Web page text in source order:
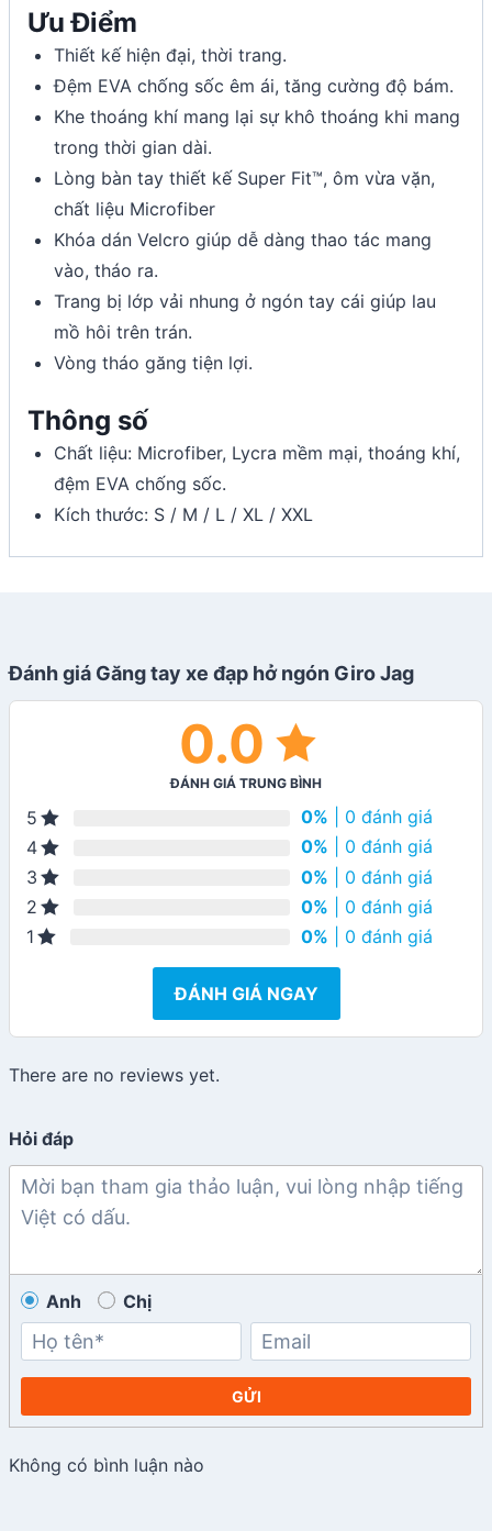
Ưu Điểm
Thiết kế hiện đại, thời trang.
Đệm EVA chống sốc êm ái, tăng cường độ bám.
Khe thoáng khí mang lại sự khô thoáng khi mang
trong thời gian dài.
Lòng bàn tay thiết kế Super Fit™, ôm vừa vặn,
chất liệu Microfiber
Khóa dán Velcro giúp dễ dàng thao tác mang
vào, tháo ra.
Trang bị lớp vải nhung ở ngón tay cái giúp lau
mồ hôi trên trán.
Vòng tháo găng tiện lợi.
Thông số
Chất liệu: Microfiber, Lycra mềm mại, thoáng khí,
đệm EVA chống sốc.
Kích thước: S / M / L / XL / XXL
Đánh giá Găng tay xe đạp hở ngón Giro Jag
0.0
ĐÁNH GIÁ TRUNG BÌNH
5 0% | 0 đánh giá
4
0% | 0 đánh giá
3
0% | 0 đánh giá
2
0% | 0 đánh giá
1
0% | 0 đánh giá
ĐÁNH GIÁ NGAY
There are no reviews yet.
Hỏi đáp
Anh Chị
GỬI
Không có bình luận nào